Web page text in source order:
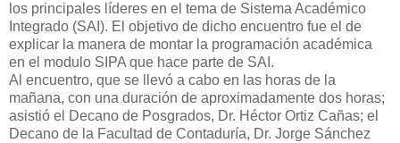
los principales líderes en el tema de Sistema Académico
Integrado (SAI). El objetivo de dicho encuentro fue el de
explicar la manera de montar la programación académica
en el modulo SIPA que hace parte de SAI.
Al encuentro, que se llevó a cabo en las horas de la
mañana, con una duración de aproximadamente dos horas;
asistió el Decano de Posgrados, Dr. Héctor Ortiz Cañas; el
Decano de la Facultad de Contaduría, Dr. Jorge Sánchez